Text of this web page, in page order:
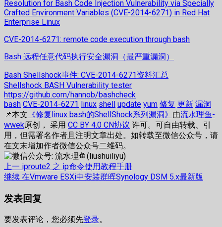
Resolution for Bash Code Injection Vulnerability via Specially
Crafted Environment Variables (CVE-2014-6271) in Red Hat
Enterprise Linux
CVE-2014-6271: remote code execution through bash
Bash 远程任意代码执行安全漏洞（最严重漏洞）
Bash Shellshock事件: CVE-2014-6271资料汇总
Shellshock BASH Vulnerability tester
https://github.com/hannob/bashcheck
bash CVE-2014-6271 linux shell update yum 修复 更新 漏洞
📌本文 《修复linux bash的ShellShock系列漏洞》 由流水理鱼-
wwek原创， 采用 CC BY 4.0 CN协议 许可。可自由转载、引
用，但需署名作者且注明文章出处。如转载至微信公众号，请
在文末增加作者微信公众号二维码。
文
章
导
航
上一 上
篇
章：
iproute2 之 ip命令使用教程手册
继续 下
文
在Vmware ESXi中安装群晖Synology DSM 5.x最新版
发表回复
要发表评论，您必须先登录。